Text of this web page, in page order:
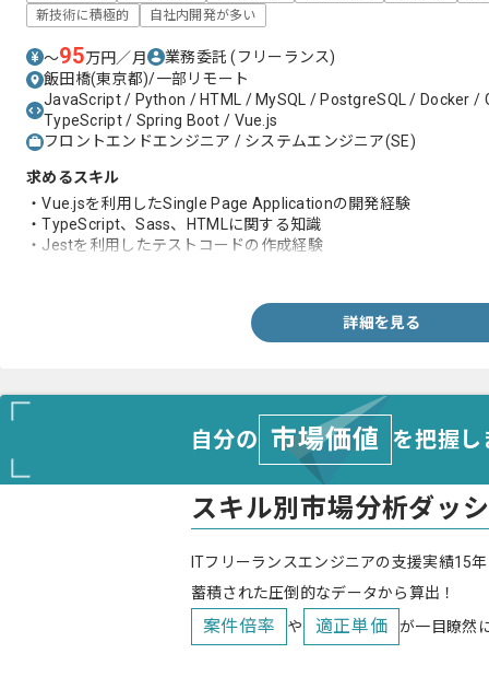
新技術に積極的
自社内開発が多い
〜95万円／月 業務委託(フリーランス)
飯田橋(東京都)/一部リモート
JavaScript / Python / HTML / MySQL / PostgreSQL / Docker /
TypeScript / Spring Boot / Vue.js
フロントエンドエンジニア / システムエンジニア(SE)
求めるスキル
・Vue.jsを利用したSingle Page Applicationの開発経験
・TypeScript、Sass、HTMLに関する知識
・Jestを利用したテストコードの作成経験
詳細を見る
自分の 市場価値 を把握
スキル別市場分析ダッ
ITフリーランスエンジニアの支援実績15
蓄積された圧倒的なデータから算出！
案件倍率 や 適正単価 が一目瞭然